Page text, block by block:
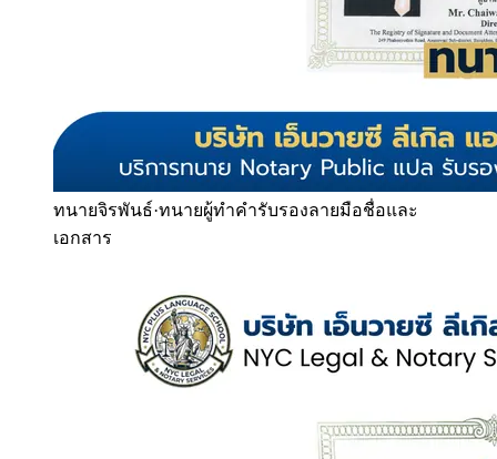
ทนายจิรพันธ์·ทนายผู้ทำคำรับรองลายมือชื่อและ
เอกสาร